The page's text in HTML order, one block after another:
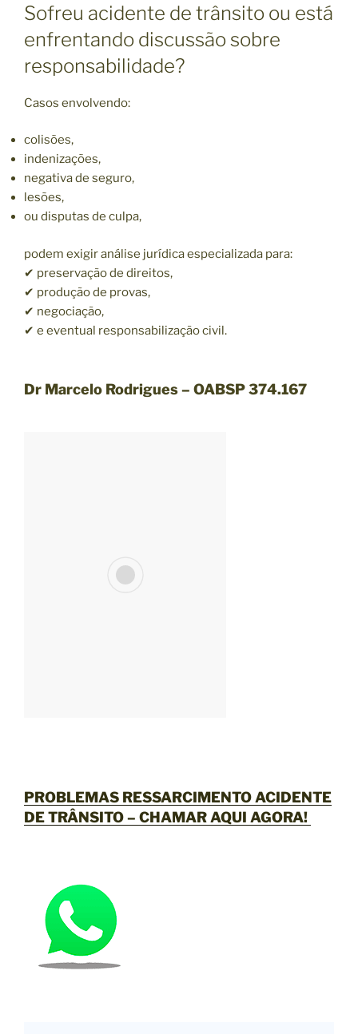
Sofreu acidente de trânsito ou está
enfrentando discussão sobre
responsabilidade?
Casos envolvendo:
colisões,
indenizações,
negativa de seguro,
lesões,
ou disputas de culpa,
podem exigir análise jurídica especializada para:
✔ preservação de direitos,
✔ produção de provas,
✔ negociação,
✔ e eventual responsabilização civil.
Dr Marcelo Rodrigues – OABSP 374.167
PROBLEMAS RESSARCIMENTO ACIDENTE
DE TRÂNSITO – CHAMAR AQUI AGORA!